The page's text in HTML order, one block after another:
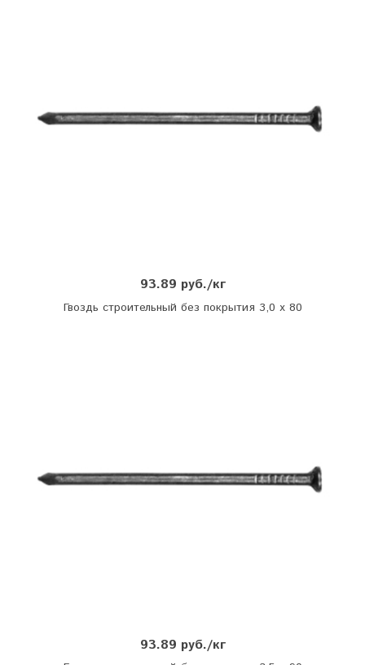
93.89 руб./кг
Гвоздь строительный без покрытия 3,0 х 80
93.89 руб./кг